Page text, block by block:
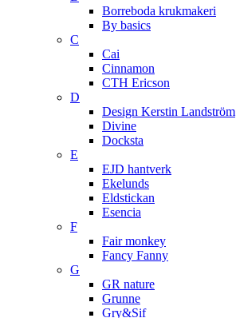
Borreboda krukmakeri
By basics
C
Cai
Cinnamon
CTH Ericson
D
Design Kerstin Landström
Divine
Docksta
E
EJD hantverk
Ekelunds
Eldstickan
Esencia
F
Fair monkey
Fancy Fanny
G
GR nature
Grunne
Gry&Sif